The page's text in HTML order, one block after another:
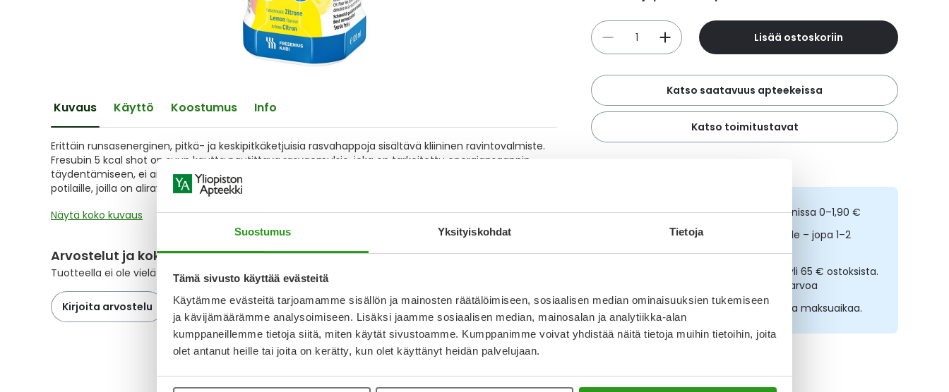
Suostumus Yksityiskohdat Tietoja
Tämä sivusto käyttää evästeitä
Käytämme evästeitä tarjoamamme sisällön ja mainosten räätälöimiseen, sosiaalisen median ominaisuuksien tukemiseen
ja kävijämäärämme analysoimiseen. Lisäksi jaamme sosiaalisen median, mainosalan ja analytiikka-alan
kumppaneillemme tietoja siitä, miten käytät sivustoamme. Kumppanimme voivat yhdistää näitä tietoja muihin tietoihin, joita
olet antanut heille tai joita on kerätty, kun olet käyttänyt heidän palvelujaan.
the
the
images
gallery
Kuvaus Käyttö Koostumus Info
Erittäin runsasenerginen, pitkä- ja keskipitkäketjuisia rasvahappoja sisältävä kliininen ravintovalmiste.
Fresubin 5 kcal shot on suun kautta nautittava rasvaemulsio, joka on tarkoitettu energiansaannin
täydentämiseen, ei ainoaksi ravinnonlähteeksi. Valmiste sopii täydentävään ravitsemushoitoon
potilaille, joilla on aliravitsemus tai aliravitsemuksen riski. Laktoositon ja
Näytä koko kuvaus
Arvostelut ja kokemuksia
Tuotteella ei ole vielä yhtään arvostelua.
Kirjoita arvostelu
Määrä
Lisää ostoskoriin
Katso saatavuus apteekeissa
Katso toimitustavat
Tilaa netistä, nouda kolmessa tunnissa 0–1,90 €
Nopeampi toimitus reseptilääkkeille – jopa 1–2
Ilmainen toimitus noutopisteisiin yli 65 € ostoksista.
Lääkkeet eivät kerrytä ostoskorin arvoa
Osta nyt, saat 45 päivää korotonta maksuaikaa.